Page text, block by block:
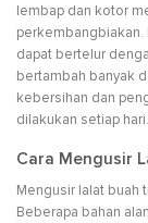
lembap dan kotor
perkembangbiakan.
dapat bertelur
bertambah banyak
kebersihan dan
dilakukan setiap hari.
Cara Mengusir
Mengusir lalat buah
Beberapa bahan